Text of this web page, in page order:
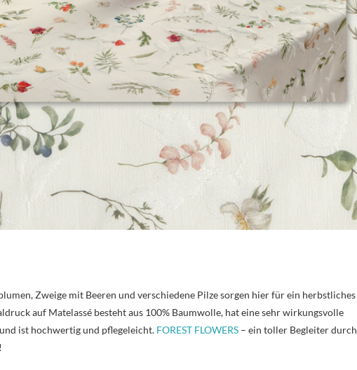
Zweige mit Beeren und verschiedene Pilze sorgen hier für ein herbstliches
auf Matelassé besteht aus 100% Baumwolle, hat eine sehr wirkungsvolle
ist hochwertig und pflegeleicht. FOREST FLOWERS – ein toller Begleiter durch